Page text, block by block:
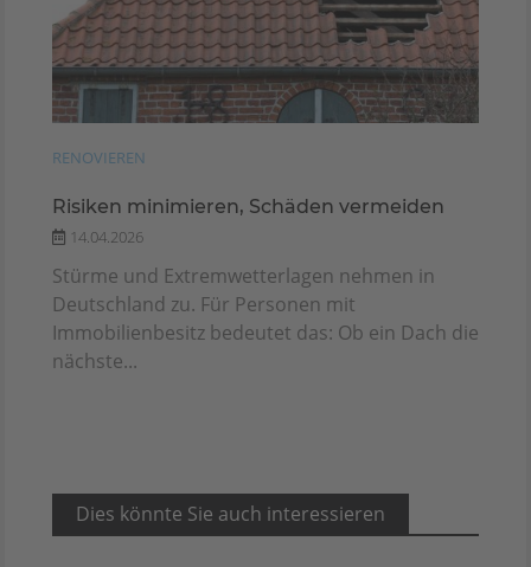
RENOVIEREN
Risiken minimieren, Schäden vermeiden
14.04.2026
Stürme und Extremwetterlagen nehmen in
Deutschland zu. Für Personen mit
Immobilienbesitz bedeutet das: Ob ein Dach die
nächste...
Dies könnte Sie auch interessieren